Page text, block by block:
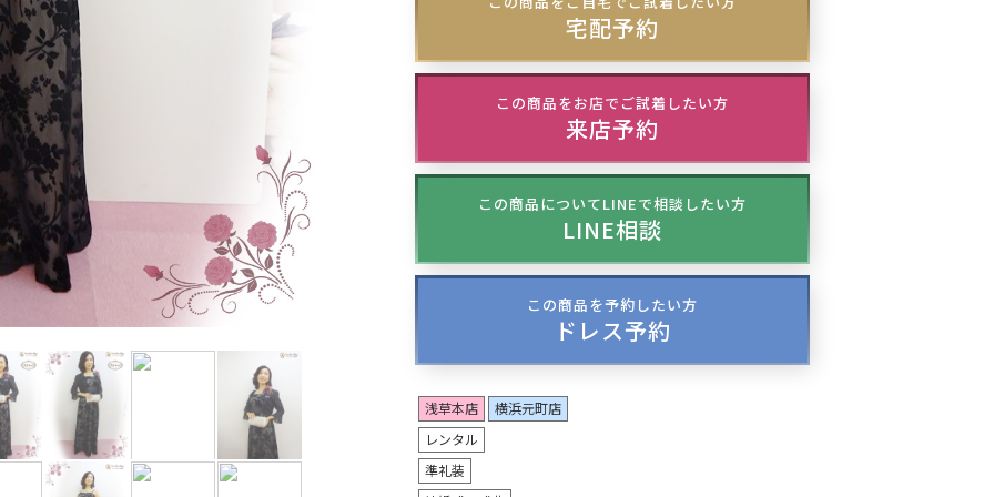
宅配予約
この商品をお店でご試着したい方
来店予約
この商品についてLINEで相談したい方
LINE相談
この商品を予約したい方
ドレス予約
浅草本店
横浜元町店
レンタル
準礼装